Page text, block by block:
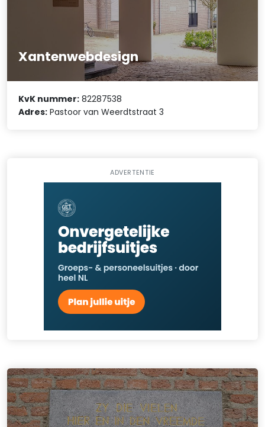
Xantenwebdesign
KvK nummer: 82287538
Adres: Pastoor van Weerdtstraat 3
ADVERTENTIE